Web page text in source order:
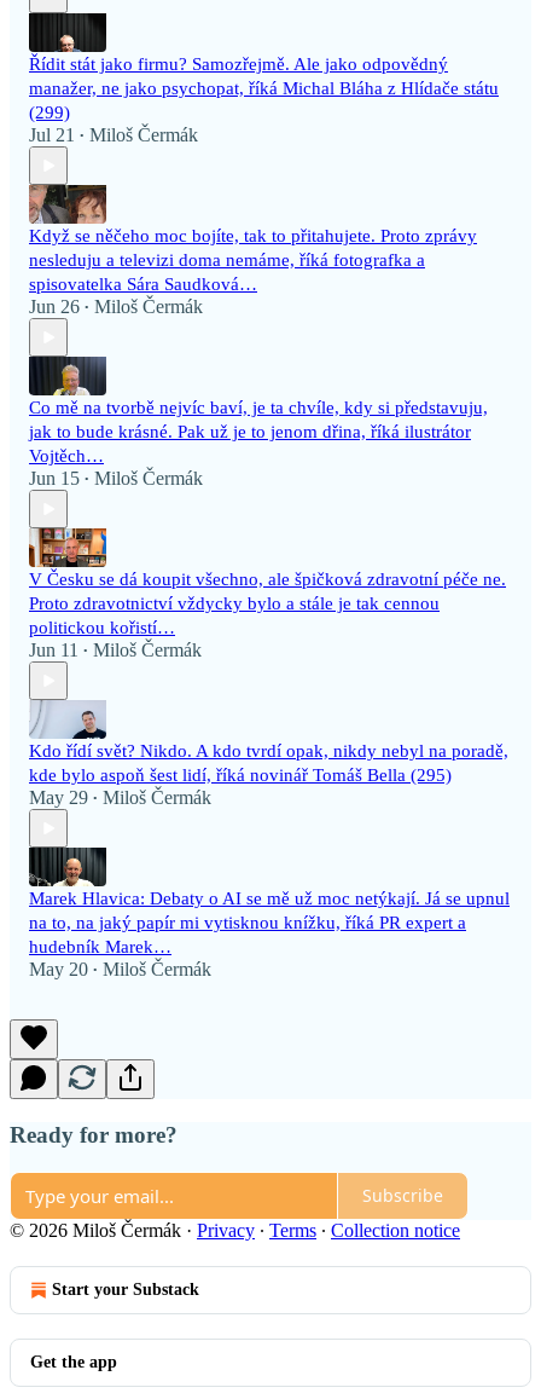
Řídit stát jako firmu? Samozřejmě. Ale jako odpovědný
manažer, ne jako psychopat, říká Michal Bláha z Hlídače státu
(299)
Jul 21 • Miloš Čermák
Když se něčeho moc bojíte, tak to přitahujete. Proto zprávy
nesleduju a televizi doma nemáme, říká fotografka a
spisovatelka Sára Saudková…
Jun 26 • Miloš Čermák
Co mě na tvorbě nejvíc baví, je ta chvíle, kdy si představuju,
jak to bude krásné. Pak už je to jenom dřina, říká ilustrátor
Vojtěch…
Jun 15 • Miloš Čermák
V Česku se dá koupit všechno, ale špičková zdravotní péče ne.
Proto zdravotnictví vždycky bylo a stále je tak cennou
politickou kořistí…
Jun 11 • Miloš Čermák
Kdo řídí svět? Nikdo. A kdo tvrdí opak, nikdy nebyl na poradě,
kde bylo aspoň šest lidí, říká novinář Tomáš Bella (295)
May 29 • Miloš Čermák
Marek Hlavica: Debaty o AI se mě už moc netýkají. Já se upnul
na to, na jaký papír mi vytisknou knížku, říká PR expert a
hudebník Marek…
May 20 • Miloš Čermák
Ready for more?
Subscribe
© 2026 Miloš Čermák · Privacy ∙ Terms ∙ Collection notice
Start your Substack
Get the app